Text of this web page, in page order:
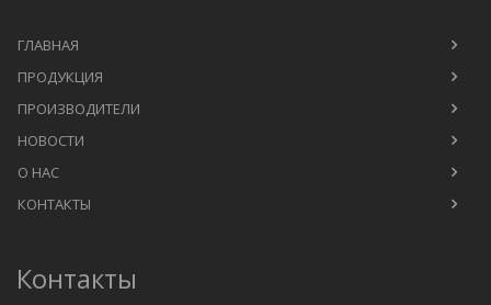
ГЛАВНАЯ
ПРОДУКЦИЯ
ПРОИЗВОДИТЕЛИ
НОВОСТИ
О НАС
КОНТАКТЫ
Контакты